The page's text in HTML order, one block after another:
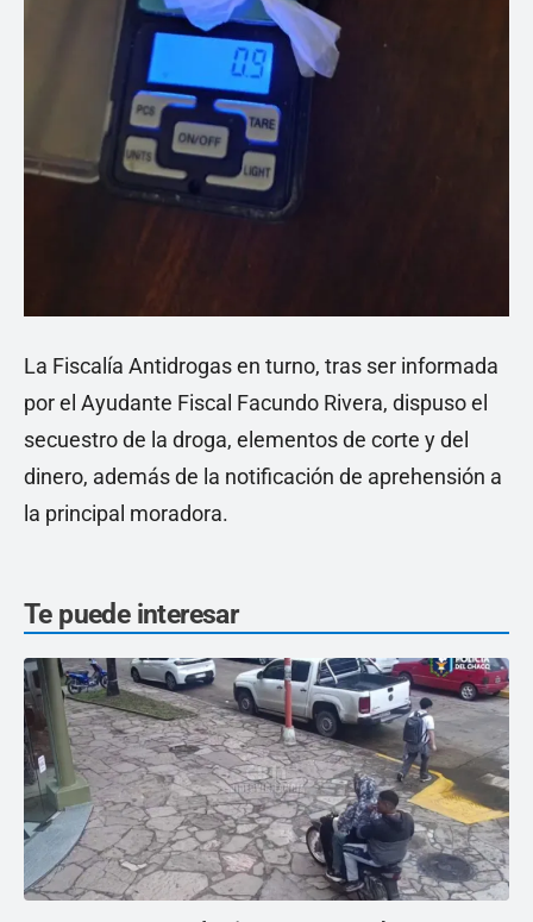
La Fiscalía Antidrogas en turno, tras ser informada
por el Ayudante Fiscal Facundo Rivera, dispuso el
secuestro de la droga, elementos de corte y del
dinero, además de la notificación de aprehensión a
la principal moradora.
Te puede interesar